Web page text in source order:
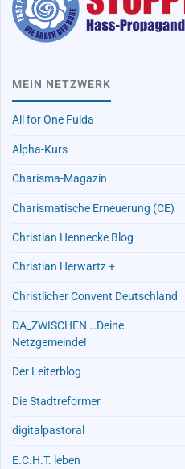
MEIN NETZWERK
All for One Fulda
Alpha-Kurs
Charisma-Magazin
Charismatische Erneuerung (CE)
Christian Hennecke Blog
Christian Herwartz +
Christlicher Convent Deutschland
DA_ZWISCHEN …Deine
Netzgemeinde!
Der Leiterblog
Die Stadtreformer
digitalpastoral
E.C.H.T. leben